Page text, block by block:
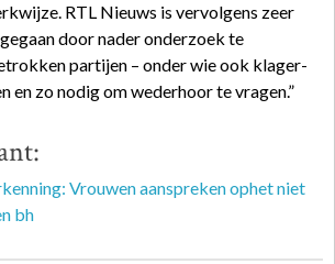
RTL Nieuws is vervolgens zeer
door nader onderzoek te
partijen – onder wie ook klager-
en zo nodig om wederhoor te vragen.”
Vrouwen aanspreken ophet niet
bh